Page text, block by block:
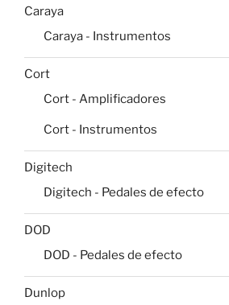
Caraya
Caraya - Instrumentos
Cort
Cort - Amplificadores
Cort - Instrumentos
Digitech
Digitech - Pedales de efecto
DOD
DOD - Pedales de efecto
Dunlop